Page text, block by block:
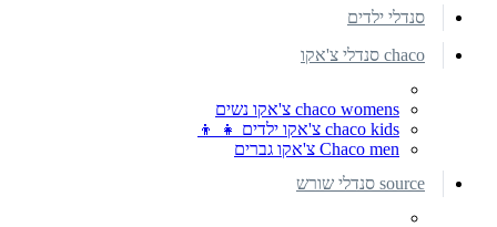
סנדלי ילדים
chaco סנדלי צ'אקו
chaco womens צ'אקו נשים
chaco kids צ'אקו ילדים 👧 👦
Chaco men צ'אקו גברים
source סנדלי שורש